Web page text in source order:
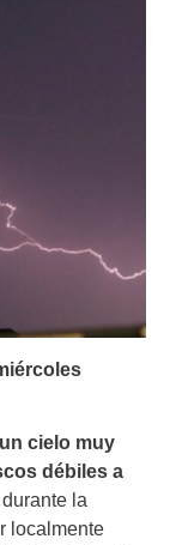
cielo muy
débiles a
la
localmente